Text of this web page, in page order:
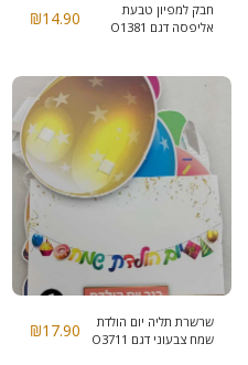
חבק למפיון טבעת
אליפסה דגם O1381
₪14.90
שרשרת תליה יום הולדת
שמח צבעוני דגם O3711
₪17.90